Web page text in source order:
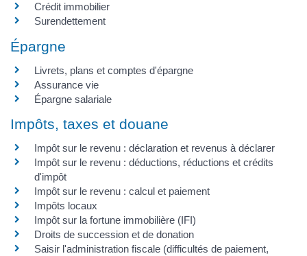
Crédit immobilier
Surendettement
Épargne
Livrets, plans et comptes d'épargne
Assurance vie
Épargne salariale
Impôts, taxes et douane
Impôt sur le revenu : déclaration et revenus à déclarer
Impôt sur le revenu : déductions, réductions et crédits
d'impôt
Impôt sur le revenu : calcul et paiement
Impôts locaux
Impôt sur la fortune immobilière (IFI)
Droits de succession et de donation
Saisir l'administration fiscale (difficultés de paiement,